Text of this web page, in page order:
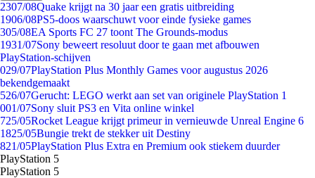
2307/08Quake krijgt na 30 jaar een gratis uitbreiding
1906/08PS5-doos waarschuwt voor einde fysieke games
305/08EA Sports FC 27 toont The Grounds-modus
1931/07Sony beweert resoluut door te gaan met afbouwen
PlayStation-schijven
029/07PlayStation Plus Monthly Games voor augustus 2026
bekendgemaakt
526/07Gerucht: LEGO werkt aan set van originele PlayStation 1
001/07Sony sluit PS3 en Vita online winkel
725/05Rocket League krijgt primeur in vernieuwde Unreal Engine 6
1825/05Bungie trekt de stekker uit Destiny
821/05PlayStation Plus Extra en Premium ook stiekem duurder
PlayStation 5
PlayStation 5